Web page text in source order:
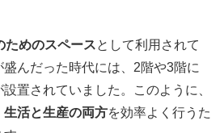
ためのスペースとして利用されて
んだった時代には、2階や3階に
置されていました。このように、
生活と生産の両方を効率よく行うた